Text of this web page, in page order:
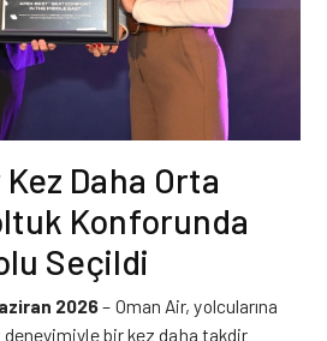
Daha Orta
Konforunda
Seçildi
2026– Oman Air, yolcularına
bir kez daha takdir